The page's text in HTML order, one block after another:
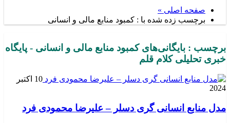
صفحه اصلی »
برچسب زده شده با : کمبود منابع مالی و انسانی
برچسب : بایگانی‌های کمبود منابع مالی و انسانی - پایگاه
خبری تحلیلی کلام قلم
10 اکتبر
2024
مدل منابع انسانی گری دسلر – علیرضا محمودی فرد